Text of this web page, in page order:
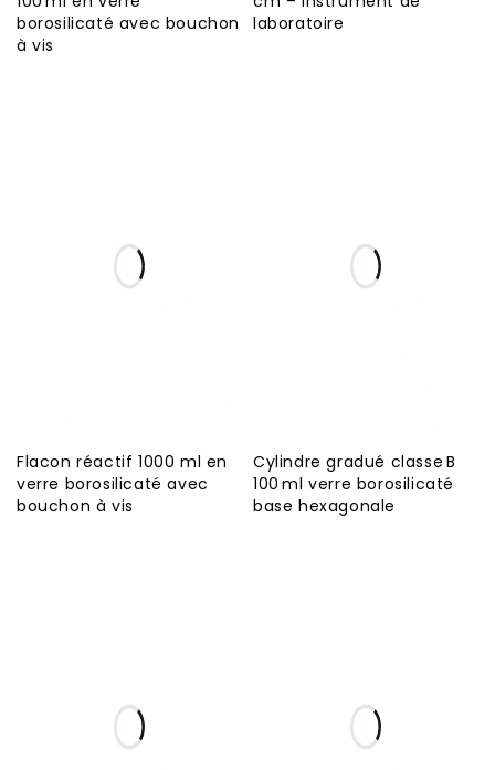
borosilicaté avec bouchon
à vis
laboratoire
Flacon réactif 1000 ml en
verre borosilicaté avec
bouchon à vis
Cylindre gradué classe B
100 ml verre borosilicaté
base hexagonale